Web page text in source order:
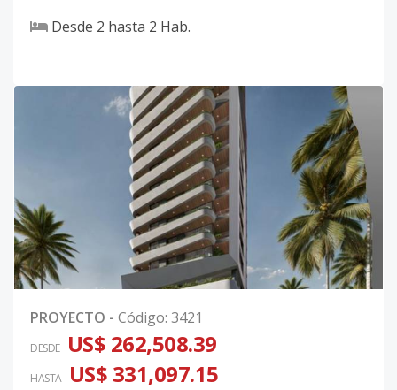
Desde 2 hasta 2 Hab.
PROYECTO - Código: 3421
DESDE US$ 262,508.39
HASTA US$ 331,097.15